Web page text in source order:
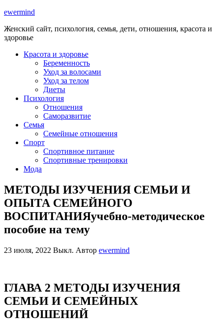
ewermind
Женский сайт, психология, семья, дети, отношения, красота и
здоровье
Красота и здоровье
Беременность
Уход за волосами
Уход за телом
Диеты
Психология
Отношения
Саморазвитие
Семья
Семейные отношения
Спорт
Спортивное питание
Спортивные тренировки
Мода
МЕТОДЫ ИЗУЧЕНИЯ СЕМЬИ И
ОПЫТА СЕМЕЙНОГО
ВОСПИТАНИЯучебно-методическое
пособие на тему
23 июля, 2022 Выкл. Автор ewermind
ГЛАВА 2 МЕТОДЫ ИЗУЧЕНИЯ
СЕМЬИ И СЕМЕЙНЫХ
ОТНОШЕНИЙ